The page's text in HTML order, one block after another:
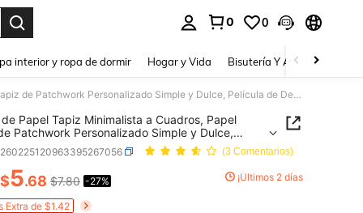
0 0
interior y ropa de dormir Hogar y Vida Bisutería Y Accesorios
1 Rollo de Papel Tapiz Minimalista a Cuadros, Papel Tapiz de Patchwork Personalizado Simple y Dulce, Película de Decoración Interior Exquisita, Adecuado para Gabinete, Decoración de Pared de Habitación, Papel Tapiz de Decoración de Pared de Múltiples Habitaciones, Fácil de Instalar, Película de Decoración Hecha a Mano
de Papel Tapiz Minimalista a Cuadros, Papel
Patchwork Personalizado Simple y Dulce,
de Decoración Interior Exquisita, Adecuado para
Decoración de Pared de Habitación, Papel
Decoración de Pared de Múltiples
Fácil de Instalar, Película de Decoración
Mano
(3 Comentarios)
AND AVAILABILITY
$5.68 $7.80 -27% ¡Últimos 2 días
Extra de $1.42